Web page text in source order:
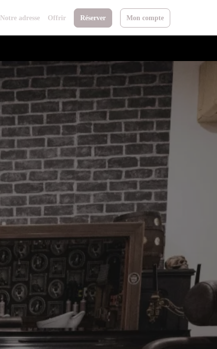
Réserver
Notre adresse Mon compte
Offrir